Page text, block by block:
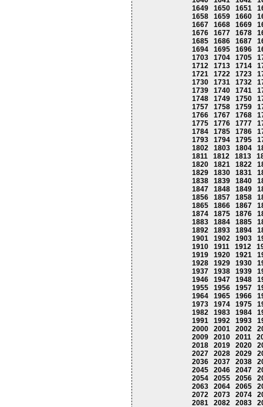
1649
1650 1651
1658
1659 1660
1667
1668 1669
1676
1677 1678
1685
1686 1687
1694
1695 1696
1703
1704 1705
1712
1713 1714
1721
1722 1723
1730
1731 1732
1739
1740 1741
1748
1749 1750
1757
1758 1759
1766
1767 1768
1775
1776 1777
1784
1785 1786
1793
1794 1795
1802
1803 1804
1811
1812 1813
1820
1821 1822
1829
1830 1831
1838
1839 1840
1847
1848 1849
1856
1857 1858
1865
1866 1867
1874
1875 1876
1883
1884 1885
1892
1893 1894
1901
1902 1903
1910
1911 1912
1919
1920 1921
1928
1929 1930
1937
1938 1939
1946
1947 1948
1955
1956 1957
1964
1965 1966
1973
1974 1975
1982
1983 1984
1991
1992 1993
2000
2001 2002
2009
2010 2011
2018
2019 2020
2027
2028 2029
2036
2037 2038
2045
2046 2047
2054
2055 2056
2063
2064 2065
2072
2073 2074
2081
2082 2083